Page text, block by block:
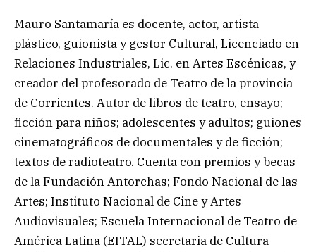
Mauro Santamaría es docente, actor, artista
plástico, guionista y gestor Cultural, Licenciado en
Relaciones Industriales, Lic. en Artes Escénicas, y
creador del profesorado de Teatro de la provincia
de Corrientes. Autor de libros de teatro, ensayo;
ficción para niños; adolescentes y adultos; guiones
cinematográficos de documentales y de ficción;
textos de radioteatro. Cuenta con premios y becas
de la Fundación Antorchas; Fondo Nacional de las
Artes; Instituto Nacional de Cine y Artes
Audiovisuales; Escuela Internacional de Teatro de
América Latina (EITAL) secretaria de Cultura